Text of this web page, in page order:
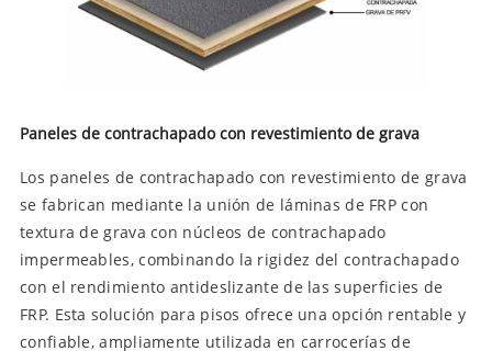
Paneles de contrachapado con revestimiento de grava
Los paneles de contrachapado con revestimiento de grava
se fabrican mediante la unión de láminas de FRP con
textura de grava con núcleos de contrachapado
impermeables, combinando la rigidez del contrachapado
con el rendimiento antideslizante de las superficies de
FRP. Esta solución para pisos ofrece una opción rentable y
confiable, ampliamente utilizada en carrocerías de